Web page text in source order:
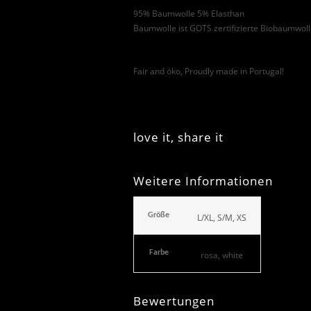
95% Baumwolle 5% Elasthan
Baumwolle ist GOTS zertifizierte
Fair and öko, Proudly made in Portugal!
love it, share it
Weitere Informationen
Größe L/XL, S/M, XS
Farbe rosa, white
Bewertungen